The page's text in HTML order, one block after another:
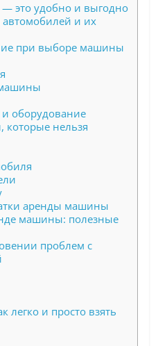
это удобно и выгодно
и их
при выборе машины
машины
оборудование
которые нельзя
аренды машины
машины: полезные
проблем с
легко и просто взять